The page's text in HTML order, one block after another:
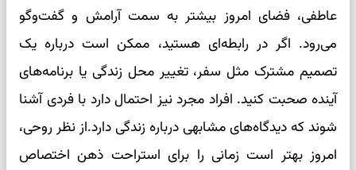
عاطفی، فضای امروز بیشتر به سمت آرامش و گفت‌وگو
می‌رود. اگر در رابطه‌ای هستید، ممکن است درباره یک
تصمیم مشترک مثل سفر، تغییر محل زندگی یا برنامه‌های
آینده صحبت کنید. افراد مجرد نیز احتمال دارد با فردی آشنا
شوند که دیدگاه‌های مشابهی درباره زندگی دارد.از نظر روحی،
امروز بهتر است زمانی را برای استراحت ذهن اختصاص